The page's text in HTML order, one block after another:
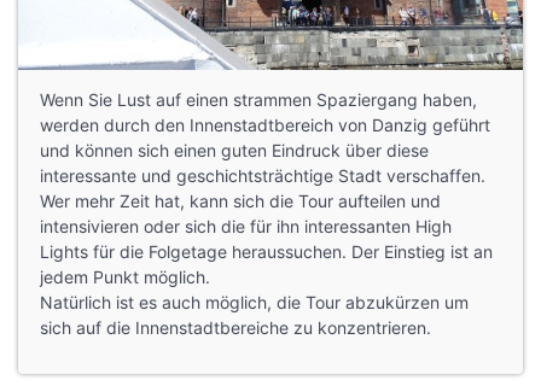
Wenn Sie Lust auf einen strammen Spaziergang haben,
werden durch den Innenstadtbereich von Danzig geführt
und können sich einen guten Eindruck über diese
interessante und geschichtsträchtige Stadt verschaffen.
Wer mehr Zeit hat, kann sich die Tour aufteilen und
intensivieren oder sich die für ihn interessanten High
Lights für die Folgetage heraussuchen. Der Einstieg ist an
jedem Punkt möglich.
Natürlich ist es auch möglich, die Tour abzukürzen um
sich auf die Innenstadtbereiche zu konzentrieren.